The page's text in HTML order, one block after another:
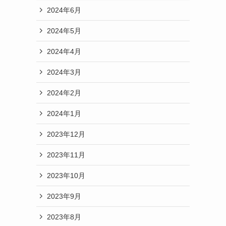
2024年6月
2024年5月
2024年4月
2024年3月
2024年2月
2024年1月
2023年12月
2023年11月
2023年10月
2023年9月
2023年8月